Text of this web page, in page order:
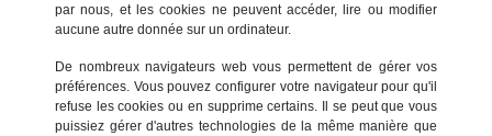
par nous, et les cookies ne peuvent accéder, lire ou modifier
aucune autre donnée sur un ordinateur.
De nombreux navigateurs web vous permettent de gérer vos
préférences. Vous pouvez configurer votre navigateur pour qu'il
refuse les cookies ou en supprime certains. Il se peut que vous
puissiez gérer d'autres technologies de la même manière que